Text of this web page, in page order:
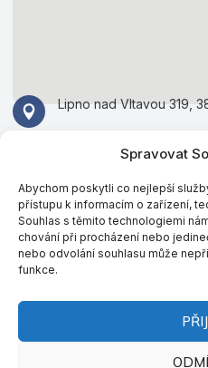
Spravovat
Abychom poskytli co nejlepší
přístupu k informacím o zařízení,
Souhlas s těmito technologiemi
chování při procházení nebo
nebo odvolání souhlasu může
funkce.
Lipno nad Vltavou 319,
© Všechna práva
Se sídlem: Nemanická
IČO: